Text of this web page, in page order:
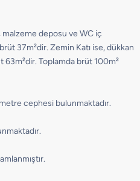
malzeme deposu ve WC iç
37m²dir. Zemin Katı ise, dükkan
Toplamda brüt 100m²
cephesi bulunmaktadır.